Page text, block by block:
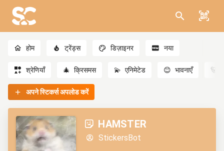
होम ट्रेंड्स डिज़ाइनर नया
श्रेणियाँ 🎄 क्रिसमस 💫 एनिमेटेड 😊 भावनाएँ 🐻
अपने स्टिकर्स अपलोड करें
HAMSTER
StickersBot